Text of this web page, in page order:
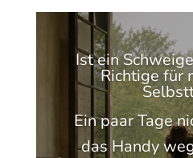
Ist ein
Richtige für
Ein paar Tage
das Handy